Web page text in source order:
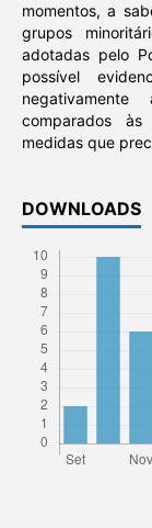
momentos, a
grupos
adotadas pelo
possível
comparados
medidas que
DOWNLOADS